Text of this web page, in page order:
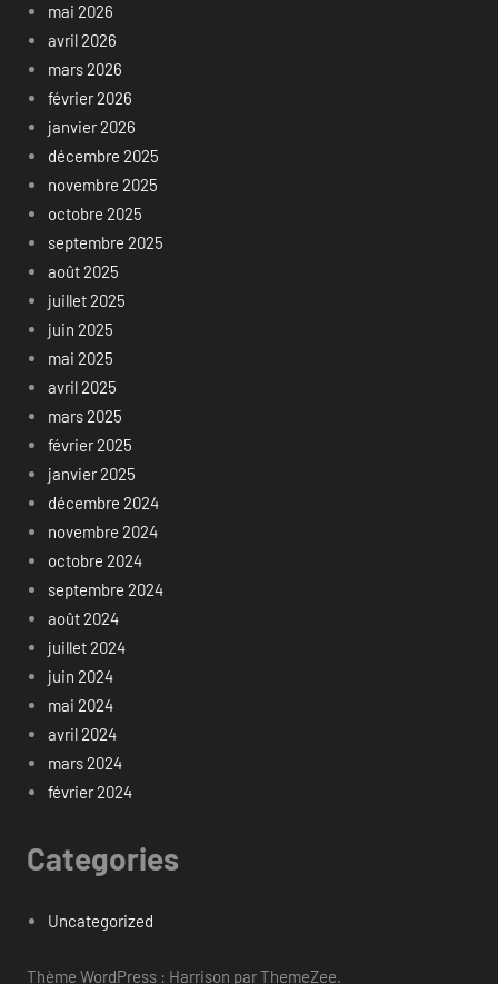
mai 2026
avril 2026
mars 2026
février 2026
janvier 2026
décembre 2025
novembre 2025
octobre 2025
septembre 2025
août 2025
juillet 2025
juin 2025
mai 2025
avril 2025
mars 2025
février 2025
janvier 2025
décembre 2024
novembre 2024
octobre 2024
septembre 2024
août 2024
juillet 2024
juin 2024
mai 2024
avril 2024
mars 2024
février 2024
Categories
Uncategorized
Thème WordPress : Harrison par ThemeZee.